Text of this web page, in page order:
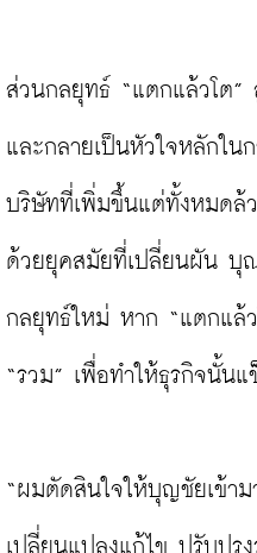
ส่วนกลยุทธ์ “แตกแล้วโต”
และกลายเป็นหัวใจหลักใน
บริษัทที่เพิ่มขึ้นแต่ทั้งหมดล้
ด้วยยุคสมัยที่เปลี่ยนผัน บุ
กลยุทธ์ใหม่ หาก “แตกแล้ว
“รวม” เพื่อทำให้ธุรกิจนั้น
“ผมตัดสินใจให้บุญชัยเข้าม
เปลี่ยนแปลงแก้ไข ปรับปรุ